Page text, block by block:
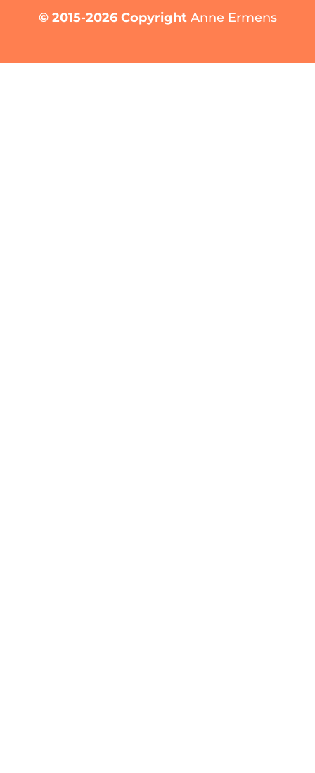
© 2015-2026 Copyright Anne Ermens